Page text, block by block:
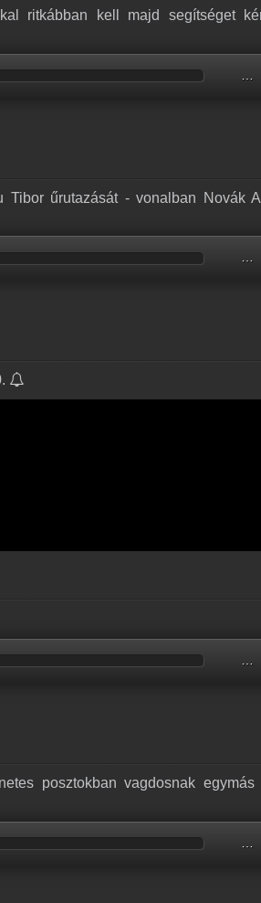
ritkábban kell majd segítséget
űrutazását - vonalban Novák
…
posztokban vagdosnak egymás